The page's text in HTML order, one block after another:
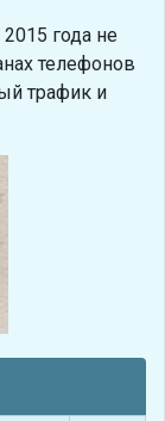
года не
телефонов
трафик и